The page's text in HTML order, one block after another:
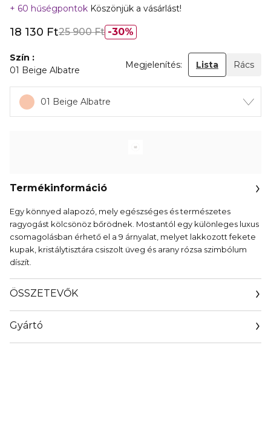
60 hűségpontok Köszönjük a vásárlást!
30%
18 130 Ft25 900 Ft
Szín
01 Beige Albatre
Megjelenítés: Lista Rács
01 Beige Albatre
Termékinformáció
Egy könnyed alapozó, mely egészséges és természetes
ragyogást kölcsönöz bőrödnek. Mostantól egy különleges luxus
csomagolásban érhető el a 9 árnyalat, melyet lakkozott fekete
kupak, kristálytisztára csiszolt üveg és arany rózsa szimbólum
díszít.
ÖSSZETEVŐK
Gyártó